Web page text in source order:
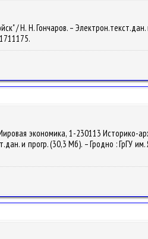
/ Н. Н. Гончаров. – Электрон.текст.дан.
экономика, 1-230113 Историко-
и прогр. (30,3 Мб). – Гродно : ГрГУ им.